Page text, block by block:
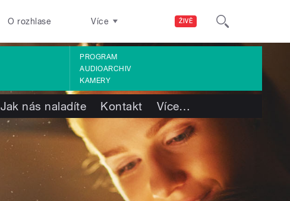
ŽIVĚ
O rozhlase Více
PROGRAM
AUDIOARCHIV
KAMERY
Jak nás naladíte Kontakt Více…